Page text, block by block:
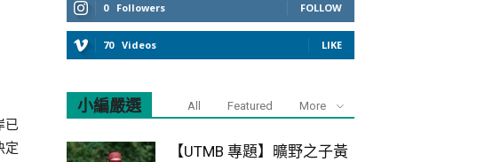
已
定
0 Followers FOLLOW
70 Videos LIKE
小編嚴選 All Featured More
【UTMB 專題】曠野之子黃